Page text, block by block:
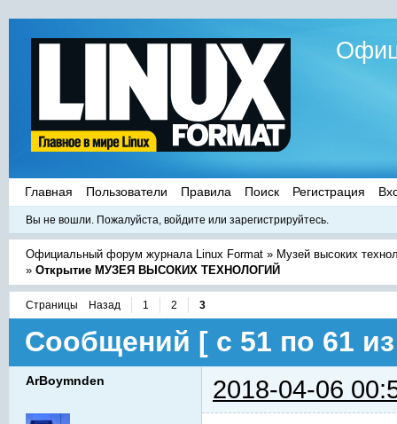
Главная Пользователи Правила Поиск Регистрация
Вы не вошли. Пожалуйста, войдите или зарегистрируйтесь.
Официальный форум журнала Linux Format » Музей высоких
»Открытие МУЗЕЯ ВЫСОКИХ ТЕХНОЛОГИЙ
Страницы Назад 1 2 3
Сообщений [ с 51 по 61
ArBoymnden 2018-04-06